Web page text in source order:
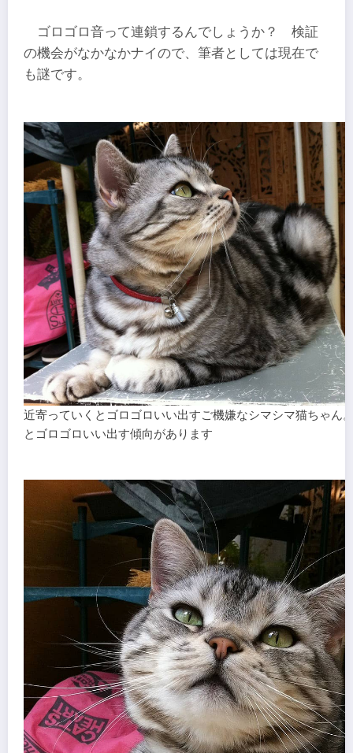
ゴロゴロ音って連鎖するんでしょうか？ 検証
の機会がなかなかナイので、筆者としては現在で
も謎です。
近寄っていくとゴロゴロいい出すご機嫌なシマシマ猫ちゃん
とゴロゴロいい出す傾向があります